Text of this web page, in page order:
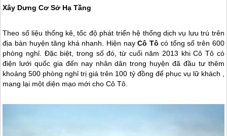
Xây Dưng Cơ Sở Hạ Tầng
Theo số liệu thống kê, tốc độ phát triển hệ thống dịch vụ lưu trú trên
địa bàn huyện tăng khá nhanh. Hiện nayCô Tô có tổng số trên 600
phòng nghỉ. Đặc biệt, trong số đó, từ cuối năm 2013 khiCô Tôcó
điện lưới quốc gia đến nay nhân dân trong huyện đã đầu tư thêm
khoảng 500 phòng nghỉ trị giá trên 100 tỷ đồng để phục vụ lữ khách ,
mang lại một diện mạo mới choCô Tô.